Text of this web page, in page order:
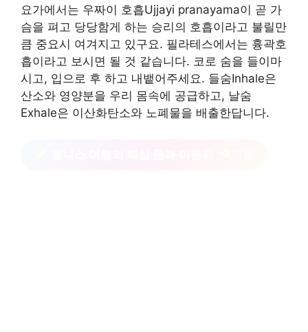
요가에서는 우짜이 호흡Ujjayi pranayama이 곧 가
슴을 펴고 당당함게 하는 승리의 호흡이라고 불릴만
큼 중요시 여겨지고 있구요. 필라테스에서는 흉곽호
흡이라고 보시면 될 것 같습니다. 코로 숨을 들이마
시고, 입으로 후 하고 내뱉어주세요. 들숨Inhale은
산소와 영양분을 우리 몸속에 공급하고, 날숨
Exhale은 이산화탄소와 노폐물을 배출한답니다.